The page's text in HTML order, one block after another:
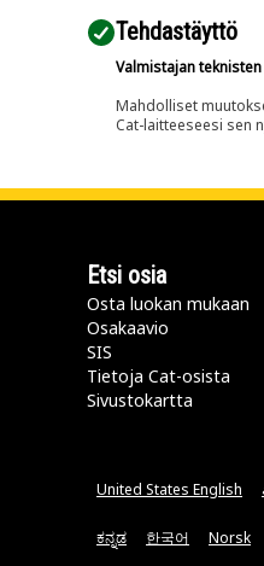
Tehdastäyttö
Valmistajan
Mahdolliset
Cat-laitteeseesi sen
Etsi osia
Osta luokan mukaan
Osakaavio
SIS
Tietoja Cat-osista
Sivustokartta
United States English
ಕನ್ನಡ 한국어 Norsk